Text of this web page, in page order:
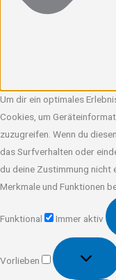
Um dir ein optimales
Cookies, um
zuzugreifen. Wenn du
das Surfverhalten oder
du deine Zustimmung
Merkmale und Funktionen
Funktional
Immer aktiv
Vorlieben
Vorlieben